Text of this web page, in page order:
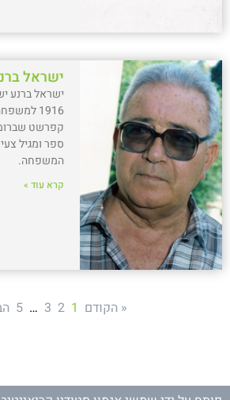
ישראל
1916
קפרשט
ספר ומגיל
המשפחה.
קרא עוד »
« הקודם 1
2
3
…
5